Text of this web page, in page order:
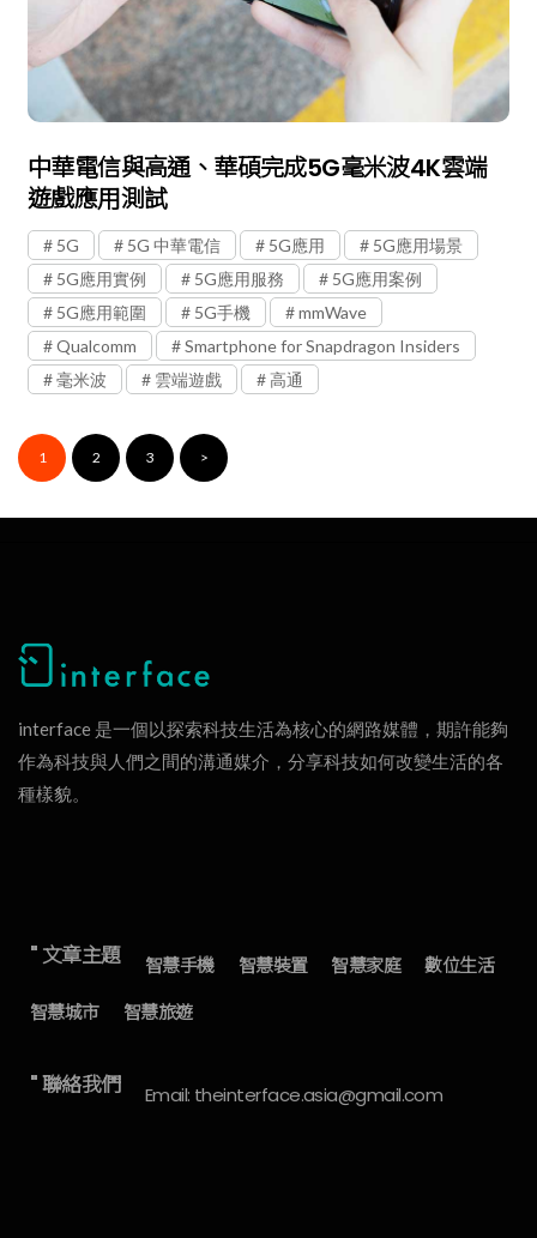
中華電信與高通、華碩完成5G毫米波4K雲端
遊戲應用測試
5G 5G 中華電信 5G應用
5G應用場景
5G應用實例
5G應用服務
5G應用案例
5G應用範圍
5G手機
mmWave
Qualcomm
Smartphone for Snapdragon Insiders
毫米波
雲端遊戲 高通
1 2 3 >
interface 是一個以探索科技生活為核心的網路媒體，期許能夠
作為科技與人們之間的溝通媒介，分享科技如何改變生活的各
種樣貌。
" 文章主題 智慧手機 智慧裝置 智慧家庭
數位生活
智慧城市
智慧旅遊
" 聯絡我們 Email: theinterface.asia@gmail.com